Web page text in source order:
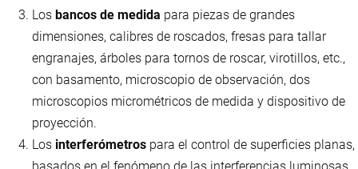
Los bancos de medida para piezas de grandes
dimensiones, calibres de roscados, fresas para tallar
engranajes, árboles para tornos de roscar, virotillos, etc.,
con basamento, microscopio de observación, dos
microscopios micrométricos de medida y dispositivo de
proyección.
Los interferómetros para el control de superficies planas,